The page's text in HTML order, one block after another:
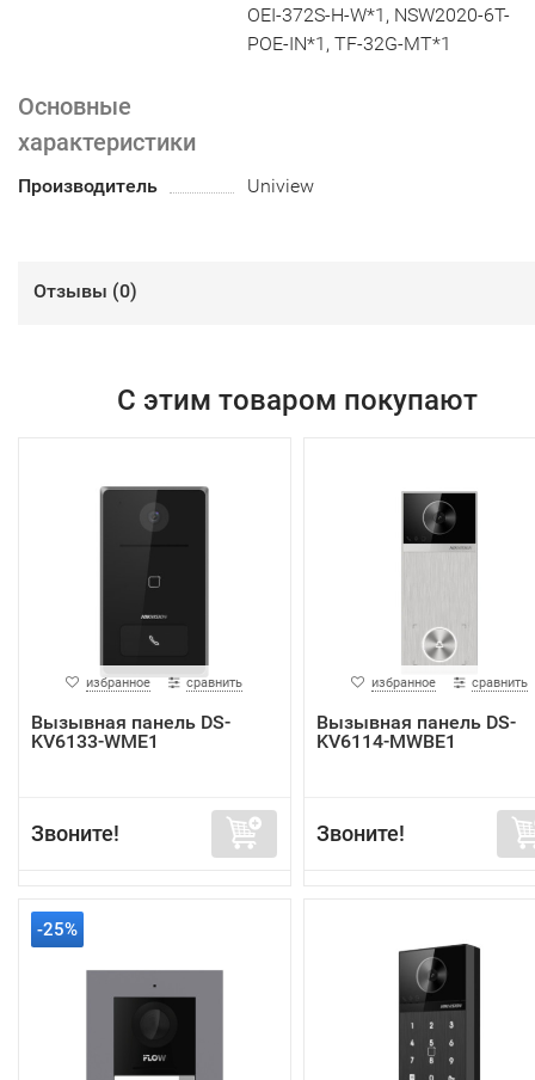
OEI-372S-H-W*1, NSW2020-6T-
POE-IN*1, TF-32G-MT*1
Основные
характеристики
Производитель Uniview
Отзывы (0)
С этим товаром покупают
избранное сравнить
Вызывная панель DS-
KV6133-WME1
Звоните!
избранное сравнить
Вызывная панель DS-
KV6114-MWBE1
Звоните!
-25%